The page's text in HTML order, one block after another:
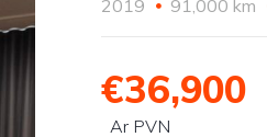
2019 91,000 km
€36,900
Ar PVN